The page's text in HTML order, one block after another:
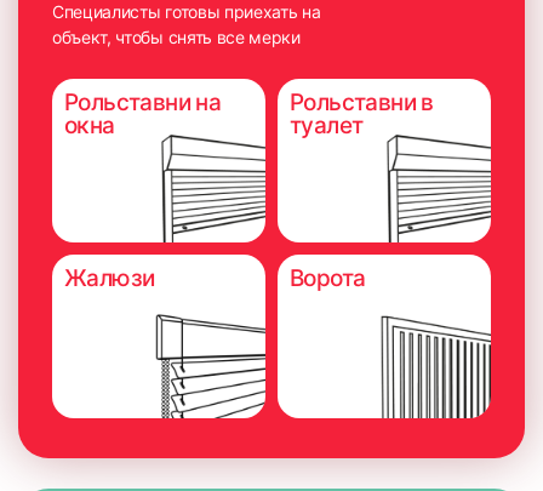
Специалисты готовы приехать на
объект, чтобы снять все мерки
Рольставни на
окна
Рольставни в
туалет
Жалюзи Ворота